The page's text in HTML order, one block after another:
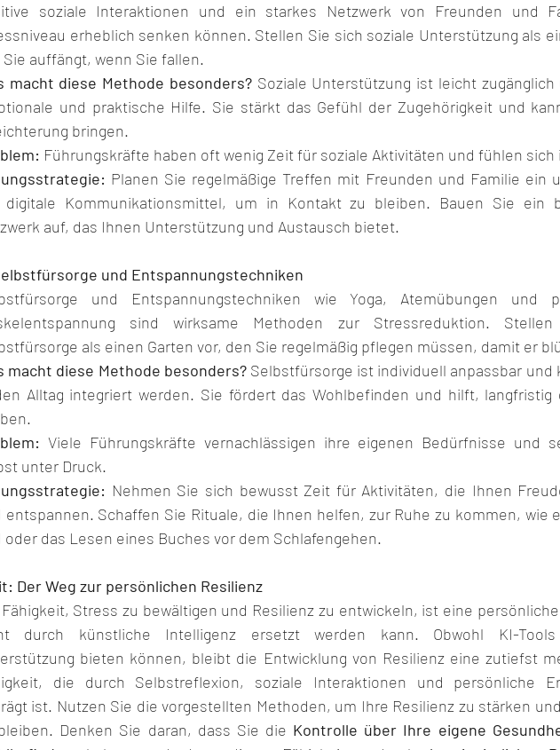
soziale Interaktionen und ein starkes Netzwerk von Freunden und
erheblich senken können. Stellen Sie sich soziale Unterstützung als
Sie auffängt, wenn Sie fallen.
macht diese Methode besonders? Soziale Unterstützung ist leicht
und praktische Hilfe. Sie stärkt das Gefühl der Zugehörigkeit und
bringen.
Führungskräfte haben oft wenig Zeit für soziale Aktivitäten und fühlen sich
Planen Sie regelmäßige Treffen mit Freunden und Familie ein
digitale Kommunikationsmittel, um in Kontakt zu bleiben. Bauen Sie ein
auf, das Ihnen Unterstützung und Austausch bietet.
und Entspannungstechniken
und Entspannungstechniken wie Yoga, Atemübungen und
sind wirksame Methoden zur Stressreduktion.
als einen Garten vor, den Sie regelmäßig pflegen müssen, damit er
macht diese Methode besonders? Selbstfürsorge ist individuell anpassbar und
Alltag integriert werden. Sie fördert das Wohlbefinden und hilft, langfristig
Viele Führungskräfte vernachlässigen ihre eigenen Bedürfnisse und
unter Druck.
Nehmen Sie sich bewusst Zeit für Aktivitäten, die Ihnen
entspannen. Schaffen Sie Rituale, die Ihnen helfen, zur Ruhe zu kommen, wie
oder das Lesen eines Buches vor dem Schlafengehen.
Der Weg zur persönlichen Resilienz
Fähigkeit, Stress zu bewältigen und Resilienz zu entwickeln, ist eine
durch künstliche Intelligenz ersetzt werden kann. Obwohl KI-Tools
bieten können, bleibt die Entwicklung von Resilienz eine zutiefst
die durch Selbstreflexion, soziale Interaktionen und persönliche
ist. Nutzen Sie die vorgestellten Methoden, um Ihre Resilienz zu stärken
Denken Sie daran, dass Sie die Kontrolle über Ihre eigene